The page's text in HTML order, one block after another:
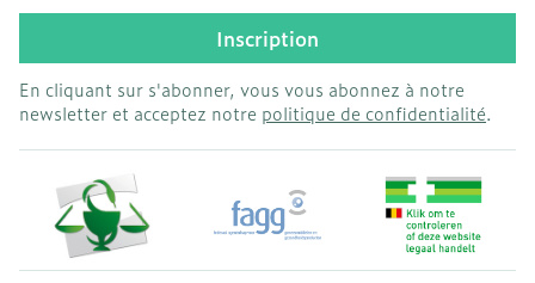
Inscription
En cliquant sur s'abonner, vous vous abonnez à notre
newsletter et acceptez notre politique de confidentialité.